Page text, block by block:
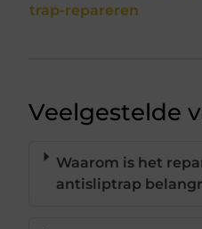
trap-repareren
Veelgestelde
Waarom is het
antisliptrap